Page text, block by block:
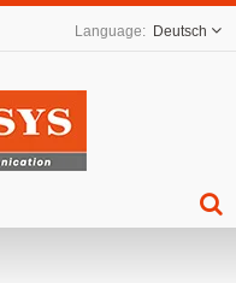
Deutsch